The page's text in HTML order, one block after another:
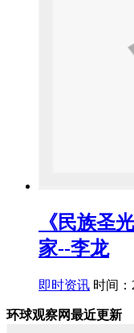
《民族圣
家--李龙
即时资讯 时间：
环球观察网最近更新